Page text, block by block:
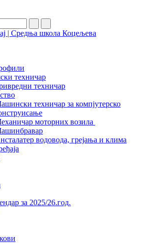
техничар
техничар
техничар за компјутерско
моторних возила
водовода, грејања и клима
за 2025/26.год.